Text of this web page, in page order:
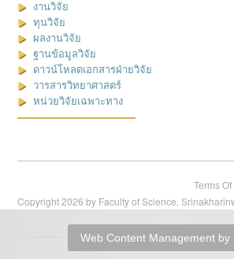
งานวิจัย
ทุนวิจัย
ผลงานวิจัย
ฐานข้อมูลวิจัย
ดาวน์โหลดเอกสารฝ่ายวิจัย
วารสารวิทยาศาสตร์
หน่วยวิจัยเฉพาะทาง
Terms Of
Copyright 2026 by Faculty of Science,
Web Content Management by